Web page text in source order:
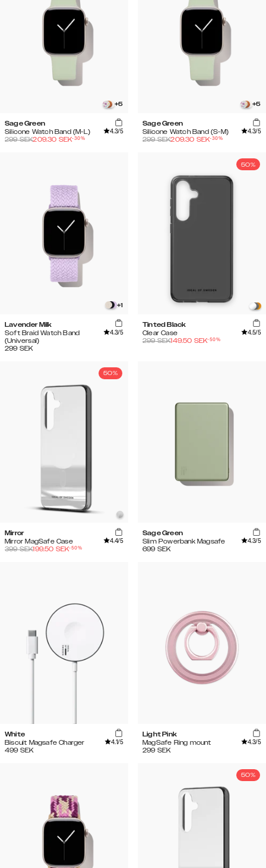
+5
Sage Green
Silicone Watch Band (M-L)
4.3/5
299SEK209.30 SEK-30%
+5
Sage Green
Silicone Watch Band (S-M)
4.3/5
299SEK209.30 SEK-30%
+1
Lavender Milk
Soft Braid Watch Band
(Universal)
4.3/5
299 SEK
50%
Tinted Black
Clear Case
4.5/5
299SEK149.50 SEK-50%
50%
Mirror
Mirror MagSafe Case
4.4/5
399SEK199.50 SEK-50%
Sage Green
Slim Powerbank Magsafe
4.3/5
699 SEK
White
Biscuit Magsafe Charger
4.1/5
499 SEK
Light Pink
MagSafe Ring mount
4.3/5
299 SEK
50%